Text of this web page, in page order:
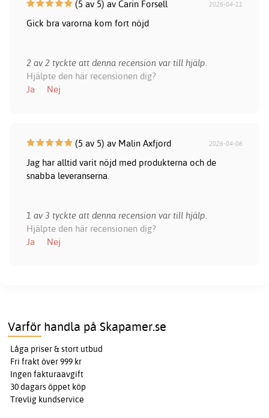
(5 av 5) av Carin Forsell 2026-04-11
Gick bra varorna kom fort nöjd
2 av 2 tyckte att denna recension var till hjälp.
Hjälpte den här recensionen dig?
Ja
Nej
(5 av 5) av Malin Axfjord 2026-04-06
Jag har alltid varit nöjd med produkterna och de
snabba leveranserna.
1 av 3 tyckte att denna recension var till hjälp.
Hjälpte den här recensionen dig?
Ja
Nej
Varför handla på Skapamer.se
Låga priser & stort utbud
Fri frakt över 999 kr
Ingen fakturaavgift
30 dagars öppet köp
Trevlig kundservice